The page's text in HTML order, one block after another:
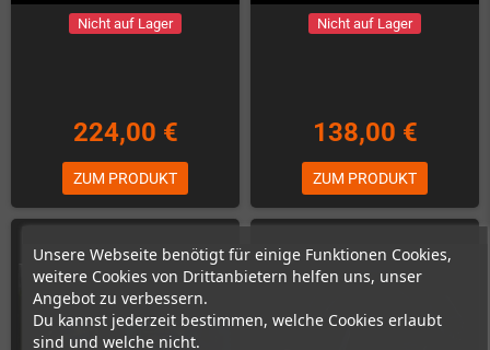
Unsere Webseite benötigt für einige Funktionen Cookies,
weitere Cookies von Drittanbietern helfen uns, unser
Angebot zu verbessern.
Du kannst jederzeit bestimmen, welche Cookies erlaubt
sind und welche nicht.
Nicht auf Lager
224,00 €
ZUM PRODUKT
Nicht auf Lager
138,00 €
ZUM PRODUKT